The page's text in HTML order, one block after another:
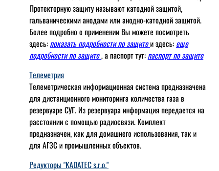
Протекторную защиту называют катодной защитой,
гальваническими анодами или анодно-катодной защитой.
Более подробно о применении Вы можете посмотреть
здесь: показать подробности по защитеи здесь: еще
подробности по защите, а паспорт тут: паспорт по защите
Телеметрия
Телеметрическая информационная система предназначена
для дистанционного мониторинга количества газа в
резервуаре СУГ. Из резервуара информация передается на
расстоянии с помощью радиосвязи. Комплект
предназначен, как для домашнего использования, так и
для АГЗС и промышленных объектов.
Редукторы "KADATEC s.r.o."